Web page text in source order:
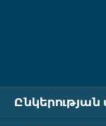
Ընկերության